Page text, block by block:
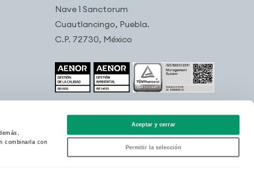
combinarla con
Aceptar y cerrar
Permitir la selección
Nave 1 Sanctorum
Cuautlancingo, Puebla.
C.P. 72730, México